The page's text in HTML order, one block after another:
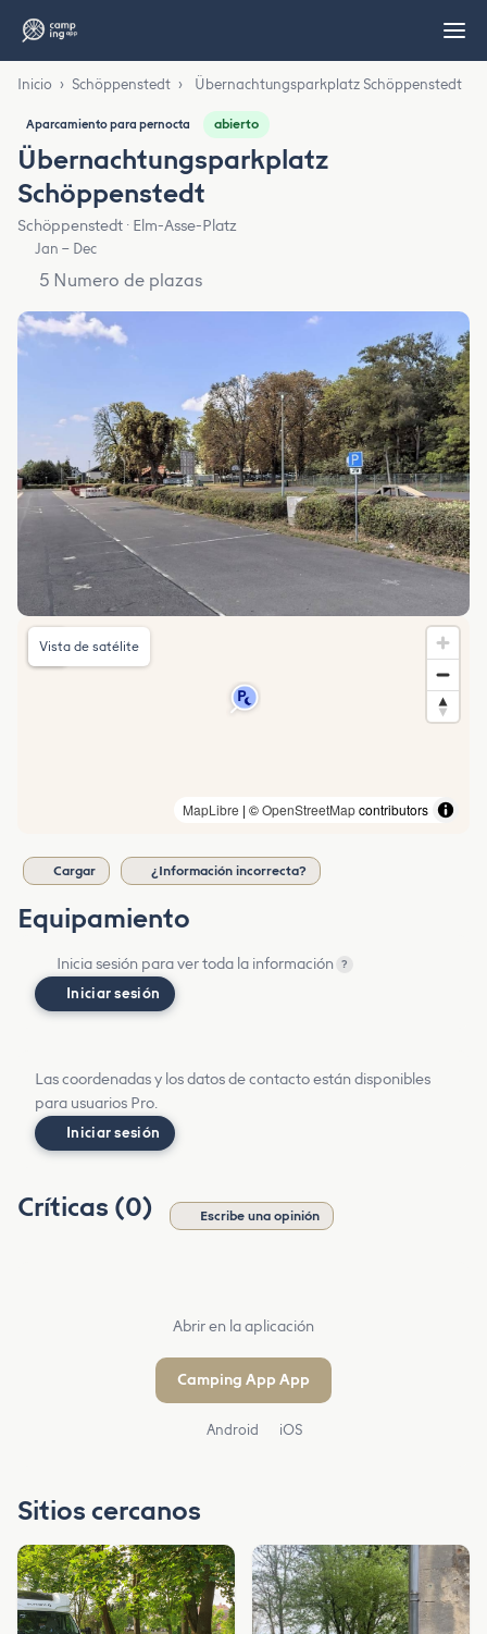
Inicio › Schöppenstedt › Übernachtungsparkplatz Schöppenstedt
Aparcamiento para pernocta abierto
Übernachtungsparkplatz
Schöppenstedt
Schöppenstedt · Elm-Asse-Platz
Jan – Dec
5 Numero de plazas
MapLibre | ©OpenStreetMapcontributors
Vista de satélite
Cargar ¿Información incorrecta?
Equipamiento
Inicia sesión para ver toda la información ?
Iniciar sesión
Las coordenadas y los datos de contacto están disponibles
para usuarios Pro.
Iniciar sesión
Críticas (0) Escribe una opinión
Abrir en la aplicación
Camping App App
Android iOS
Sitios cercanos